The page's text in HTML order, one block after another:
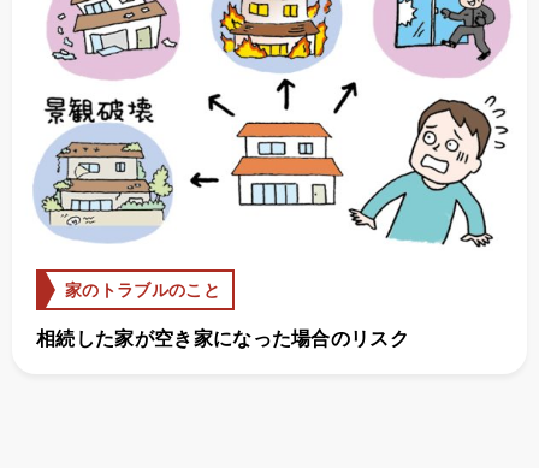
家のトラブルのこと
相続した家が空き家になった場合のリスク